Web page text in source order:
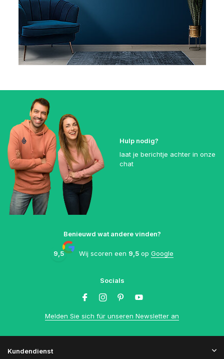
Hulp nodig?
laat je berichtje achter in onze
chat
Benieuwd wat andere vinden?
9,5 Wij scoren een 9,5 op Google
Socials
Melden Sie sich für unseren Newsletter an
Kundendienst